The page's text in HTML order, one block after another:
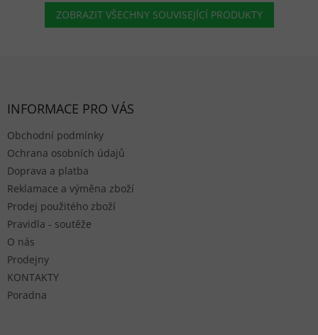
ZOBRAZIT VŠECHNY SOUVISEJÍCÍ PRODUKTY
INFORMACE PRO VÁS
Obchodní podmínky
Ochrana osobních údajů
Doprava a platba
Reklamace a výměna zboží
Prodej použitého zboží
Pravidla - soutěže
O nás
Prodejny
KONTAKTY
Poradna